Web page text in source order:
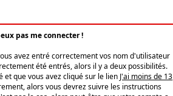
pas me connecter !
avez entré correctement vos nom d'utilisateur
été entrés, alors il y a deux possibilités.
et que vous avez cliqué sur le lien J'ai moins de 13
alors vous devrez suivre les instructions